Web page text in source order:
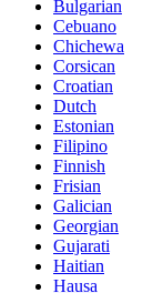
Bulgarian
Cebuano
Chichewa
Corsican
Croatian
Dutch
Estonian
Filipino
Finnish
Frisian
Galician
Georgian
Gujarati
Haitian
Hausa